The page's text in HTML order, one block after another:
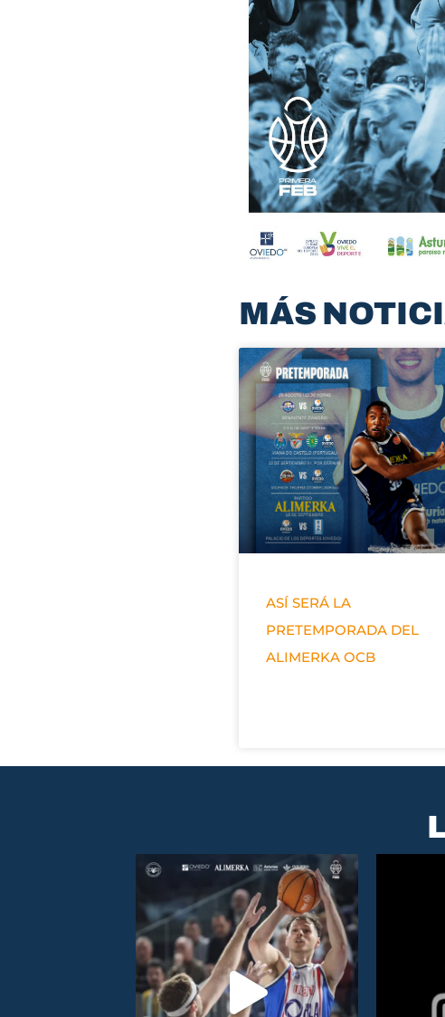
MÁS
ASÍ SERÁ LA
PRETEMPORADA DEL
ALIMERKA OCB